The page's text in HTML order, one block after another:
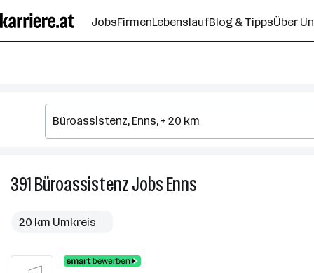
Seiteninhalt
springen
JobsFirmenLebenslaufBlog & TippsÜber
391BüroassistenzJobsEnns
20 km Umkreis